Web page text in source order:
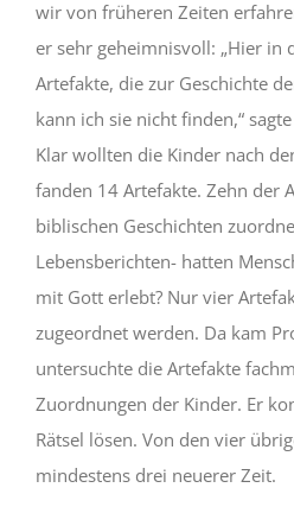
wir von früheren Zeiten
er sehr geheimnisvoll: „Hier in
Artefakte, die zur Geschichte
kann ich sie nicht finden,“
Klar wollten die Kinder nach
fanden 14 Artefakte. Zehn der
biblischen Geschichten
Lebensberichten- hatten
mit Gott erlebt? Nur vier
zugeordnet werden. Da kam
untersuchte die Artefakte
Zuordnungen der Kinder. Er
Rätsel lösen. Von den vier
mindestens drei neuerer Zeit.